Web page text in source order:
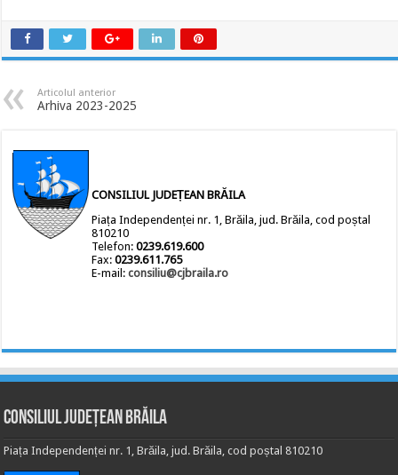
Articolul anterior
Arhiva 2023-2025
CONSILIUL JUDEȚEAN BRĂILA
Piața Independenței nr. 1, Brăila, jud. Brăila, cod poștal
810210
Telefon:0239.619.600
Fax:0239.611.765
E-mail:consiliu@cjbraila.ro
Consiliul Județean Brăila
Piața Independenței nr. 1, Brăila, jud. Brăila, cod poștal 810210